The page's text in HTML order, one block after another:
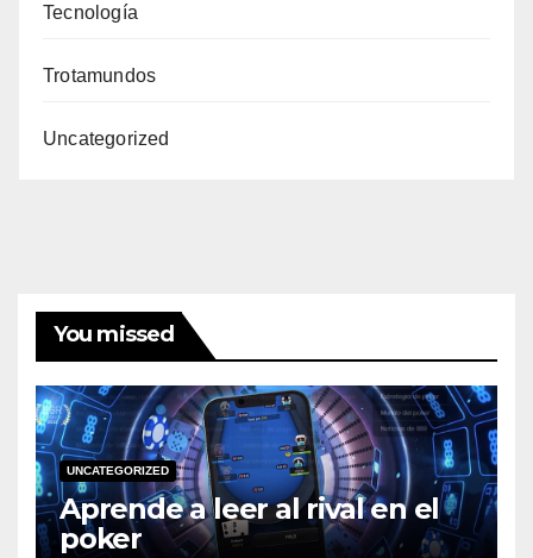
Tecnología
Trotamundos
Uncategorized
You missed
UNCATEGORIZED
Aprende a leer al rival en el
poker